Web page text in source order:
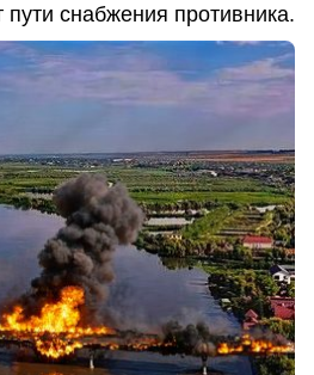
снабжения противника.